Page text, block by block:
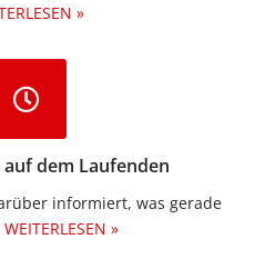
»
dem Laufenden
informiert, was gerade
WEITERLESEN »